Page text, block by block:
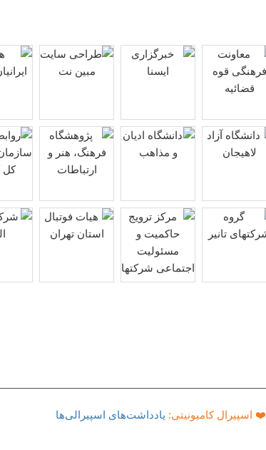
❤️ اسپیرال کامیونیتی: یادداشت‌های اسپیرالی‌ها